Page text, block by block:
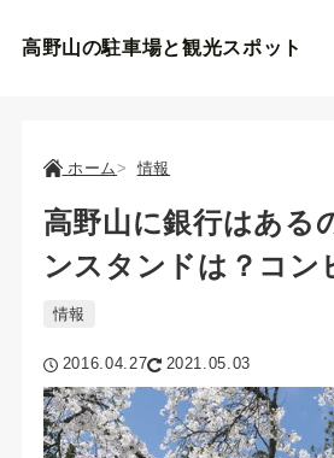
高野山の駐車場と観光スポット
ホーム 情報
高野山に銀行はある
ンスタンドは？コン
情報
2016.04.27 2021.05.03